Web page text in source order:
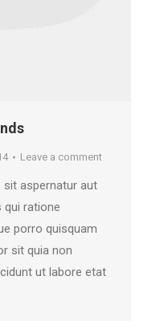
Leave a comment
sit aspernatur aut
ratione
porro quisquam
sit quia non
ut labore etat